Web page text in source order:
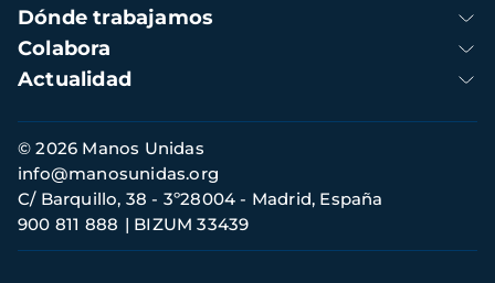
Dónde trabajamos
Colabora
Actualidad
Información
de
contacto
© 2026 Manos Unidas
C/ Barquillo, 38 - 3º28004 - Madrid, España
900 811 888
BIZUM 33439
info@manosunidas.org